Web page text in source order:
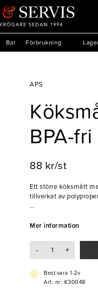
Bar Förbrukning
APS
BPA-fri
88 kr/st
Ett större köksmått
tillverkat av
- Anger liter och
Mer information
- +
Best.vara 1-2v
Art. nr: K30048